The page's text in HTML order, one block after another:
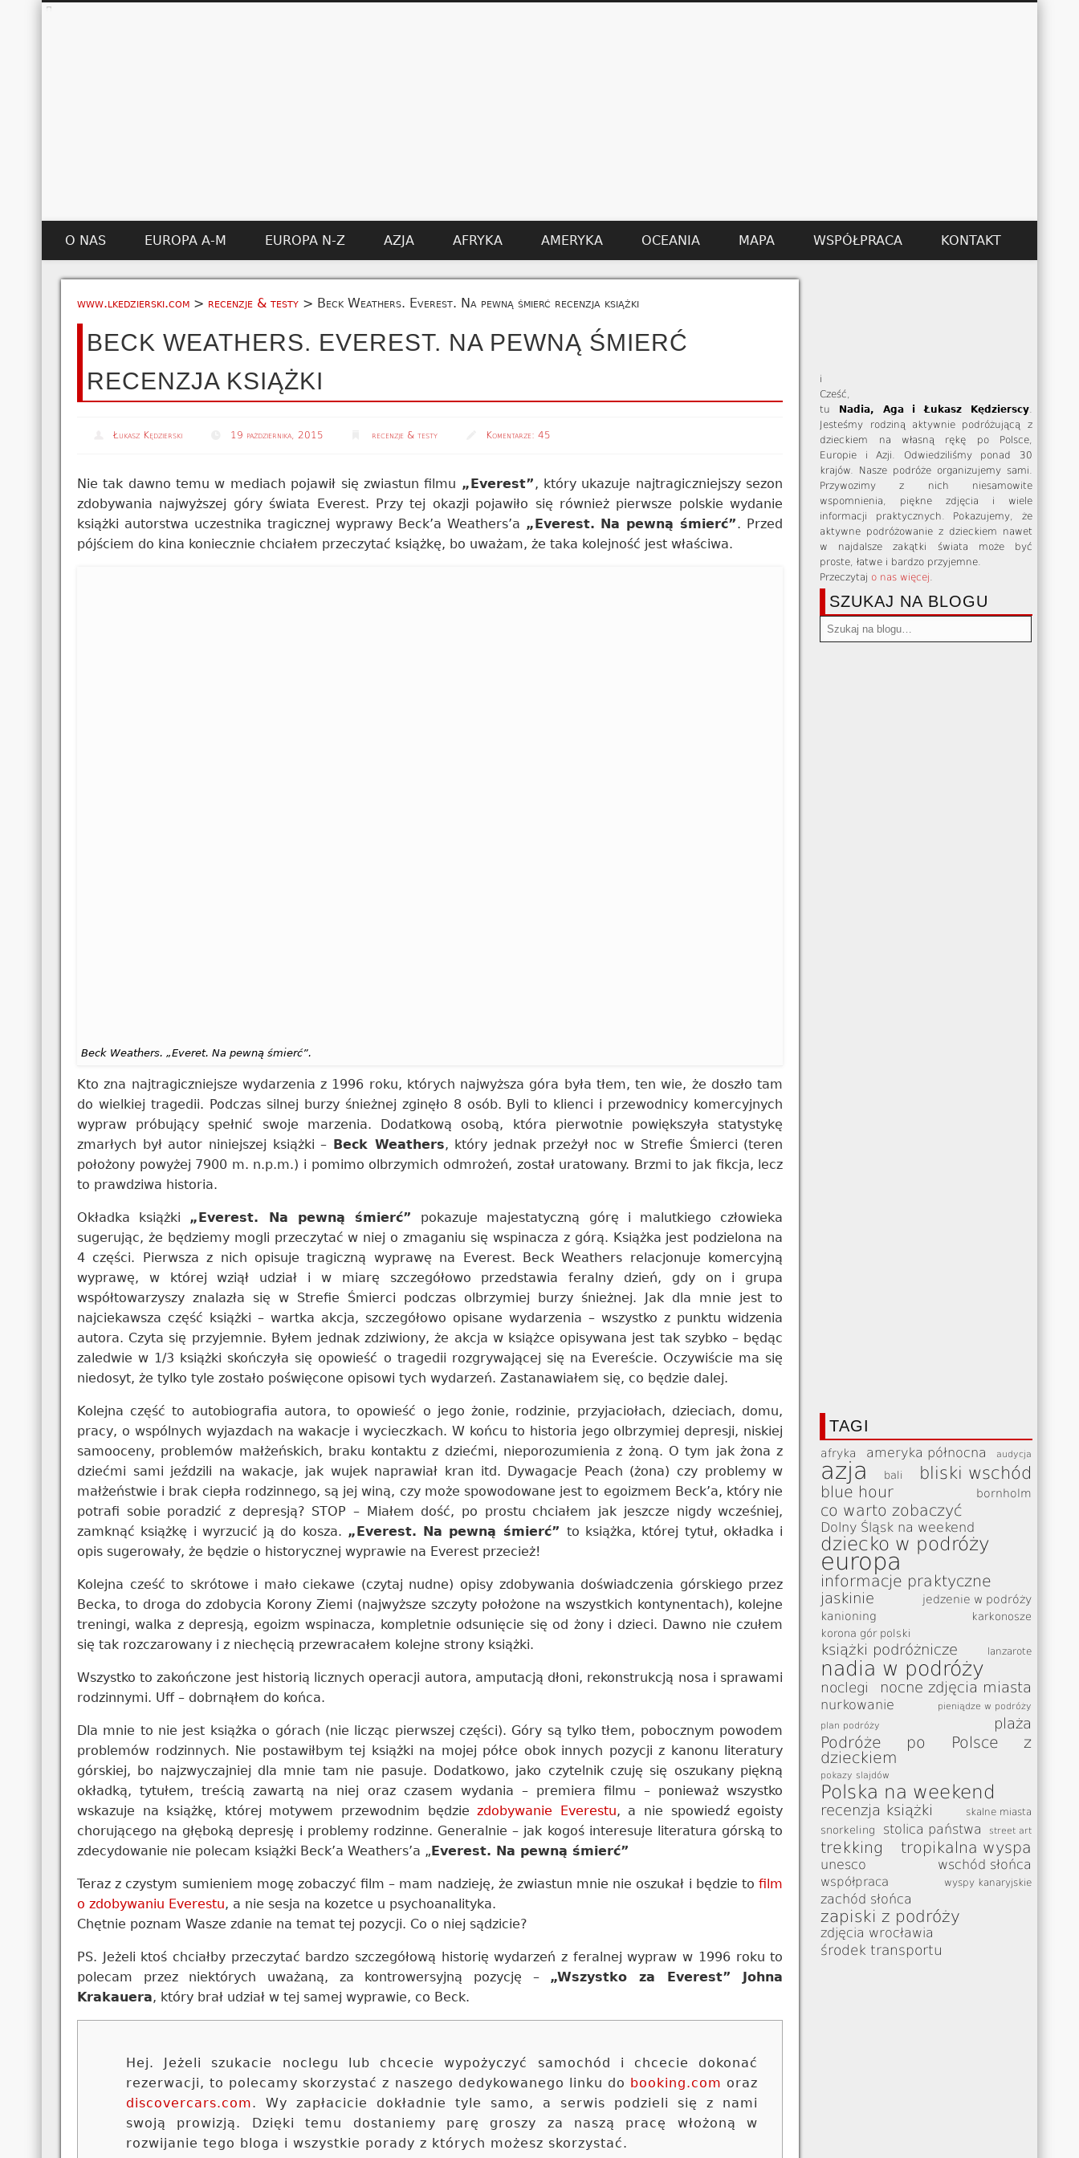
O NAS EUROPA A-M EUROPA N-Z AZJA AFRYKA AMERYKA OCEANIA MAPA WSPÓŁPRACA KONTAKT
www.lkedzierski.com> recenzje & testy> Beck Weathers. Everest. Na pewną śmierć recenzja książki
BECK WEATHERS. EVEREST. NA PEWNĄ ŚMIERĆ
RECENZJA KSIĄŻKI
Łukasz Kędzierski 19 października, 2015 recenzje & testy Komentarze:45
Nie tak dawno temu w mediach pojawił się zwiastun filmu „Everest”, który ukazuje najtragiczniejszy sezon
zdobywania najwyższej góry świata Everest. Przy tej okazji pojawiło się również pierwsze polskie wydanie
książki autorstwa uczestnika tragicznej wyprawy Beck’a Weathers’a „Everest. Na pewną śmierć”. Przed
pójściem do kina koniecznie chciałem przeczytać książkę, bo uważam, że taka kolejność jest właściwa.
Beck Weathers. „Everet. Na pewną śmierć”.
Kto zna najtragiczniejsze wydarzenia z 1996 roku, których najwyższa góra była tłem, ten wie, że doszło tam
do wielkiej tragedii. Podczas silnej burzy śnieżnej zginęło 8 osób. Byli to klienci i przewodnicy komercyjnych
wypraw próbujący spełnić swoje marzenia. Dodatkową osobą, która pierwotnie powiększyła statystykę
zmarłych był autor niniejszej książki – Beck Weathers, który jednak przeżył noc w Strefie Śmierci (teren
położony powyżej 7900 m. n.p.m.) i pomimo olbrzymich odmrożeń, został uratowany. Brzmi to jak fikcja, lecz
to prawdziwa historia.
Okładka książki „Everest. Na pewną śmierć”
pokazuje majestatyczną górę i malutkiego człowieka
sugerując, że będziemy mogli przeczytać w niej o zmaganiu się wspinacza z górą. Książka jest podzielona na
4 części. Pierwsza z nich opisuje tragiczną wyprawę na Everest. Beck Weathers relacjonuje komercyjną
wyprawę, w której wziął udział i w miarę szczegółowo przedstawia feralny dzień, gdy on i grupa
współtowarzyszy znalazła się w Strefie Śmierci podczas olbrzymiej burzy śnieżnej. Jak dla mnie jest to
najciekawsza część książki – wartka akcja, szczegółowo opisane wydarzenia – wszystko z punktu widzenia
autora. Czyta się przyjemnie. Byłem jednak zdziwiony, że akcja w książce opisywana jest tak szybko – będąc
zaledwie w 1/3 książki skończyła się opowieść o tragedii rozgrywającej się na Evereście. Oczywiście ma się
niedosyt, że tylko tyle zostało poświęcone opisowi tych wydarzeń. Zastanawiałem się, co będzie dalej.
Kolejna część to autobiografia autora, to opowieść o jego żonie, rodzinie, przyjaciołach, dzieciach, domu,
pracy, o wspólnych wyjazdach na wakacje i wycieczkach. W końcu to historia jego olbrzymiej depresji, niskiej
samooceny, problemów małżeńskich, braku kontaktu z dziećmi, nieporozumienia z żoną. O tym jak żona z
dziećmi sami jeździli na wakacje, jak wujek naprawiał kran itd. Dywagacje Peach (żona) czy problemy w
małżeństwie i brak ciepła rodzinnego, są jej winą, czy może spowodowane jest to egoizmem Beck’a, który nie
potrafi sobie poradzić z depresją? STOP – Miałem dość, po prostu chciałem jak jeszcze nigdy wcześniej,
zamknąć książkę i wyrzucić ją do kosza. „Everest. Na pewną śmierć” to książka, której tytuł, okładka i
opis sugerowały, że będzie o historycznej wyprawie na Everest przecież!
Kolejna cześć to skrótowe i mało ciekawe (czytaj nudne) opisy zdobywania doświadczenia górskiego przez
Becka, to droga do zdobycia Korony Ziemi (najwyższe szczyty położone na wszystkich kontynentach), kolejne
treningi, walka z depresją, egoizm wspinacza, kompletnie odsunięcie się od żony i dzieci. Dawno nie czułem
się tak rozczarowany i z niechęcią przewracałem kolejne strony książki.
Wszystko to zakończone jest historią licznych operacji autora, amputacją dłoni, rekonstrukcją nosa i sprawami
rodzinnymi. Uff – dobrnąłem do końca.
Dla mnie to nie jest książka o górach (nie licząc pierwszej części). Góry są tylko tłem, pobocznym powodem
problemów rodzinnych. Nie postawiłbym tej książki na mojej półce obok innych pozycji z kanonu literatury
górskiej, bo najzwyczajniej dla mnie tam nie pasuje. Dodatkowo, jako czytelnik czuję się oszukany piękną
okładką, tytułem, treścią zawartą na niej oraz czasem wydania – premiera filmu – ponieważ wszystko
wskazuje na książkę, której motywem przewodnim będziezdobywanie Everestu, a nie spowiedź egoisty
chorującego na głęboką depresję i problemy rodzinne. Generalnie – jak kogoś interesuje literatura górską to
zdecydowanie nie polecam książki Beck’a Weathers’a „Everest. Na pewną śmierć”
Teraz z czystym sumieniem mogę zobaczyć film – mam nadzieję, że zwiastun mnie nie oszukał i będzie tofilm
o zdobywaniu Everestu, a nie sesja na kozetce u psychoanalityka.
Chętnie poznam Wasze zdanie na temat tej pozycji. Co o niej sądzicie?
PS. Jeżeli ktoś chciałby przeczytać bardzo szczegółową historię wydarzeń z feralnej wypraw w 1996 roku to
polecam przez niektórych uważaną, za kontrowersyjną pozycję – „Wszystko za Everest” Johna
Krakauera, który brał udział w tej samej wyprawie, co Beck.
Hej. Jeżeli szukacie noclegu lub chcecie wypożyczyć samochód i chcecie dokonać
rezerwacji, to polecamy skorzystać z naszego dedykowanego linku do booking.com oraz
discovercars.com. Wy zapłacicie dokładnie tyle samo, a serwis podzieli się z nami
swoją prowizją. Dzięki temu dostaniemy parę groszy za naszą pracę włożoną w
rozwijanie tego bloga i wszystkie porady z których możesz skorzystać.
i
Cześć,
tu
Nadia, Aga i Łukasz Kędzierscy.
Jesteśmy rodziną aktywnie podróżującą z
dzieckiem na własną rękę po Polsce,
Europie i Azji. Odwiedziliśmy ponad 30
krajów. Nasze podróże organizujemy sami.
Przywozimy z nich niesamowite
wspomnienia, piękne zdjęcia i wiele
informacji praktycznych. Pokazujemy, że
aktywne podróżowanie z dzieckiem nawet
w najdalsze zakątki świata może być
proste, łatwe i bardzo przyjemne.
Przeczytaj o nas więcej.
SZUKAJ NA BLOGU
TAGI
afryka ameryka północna audycja
azja bali bliski wschód
blue hour bornholm
co warto zobaczyć
Dolny Śląsk na weekend
dziecko w podróży
europa
informacje praktyczne
jaskinie
jedzenie w podróży
kanioning
karkonosze
korona gór polski
książki podróżnicze lanzarote
nadia w podróży
noclegi nocne zdjęcia miasta
nurkowanie
pieniądze w podróży
plan podróży
plaża
Podróże po Polsce z
dzieckiem
pokazy slajdów
Polska na weekend
recenzja książki skalne miasta
snorkeling stolica państwa street art
trekking tropikalna wyspa
unesco wschód słońca
współpraca wyspy kanaryjskie
zachód słońca
zapiski z podróży
zdjęcia wrocławia
środek transportu